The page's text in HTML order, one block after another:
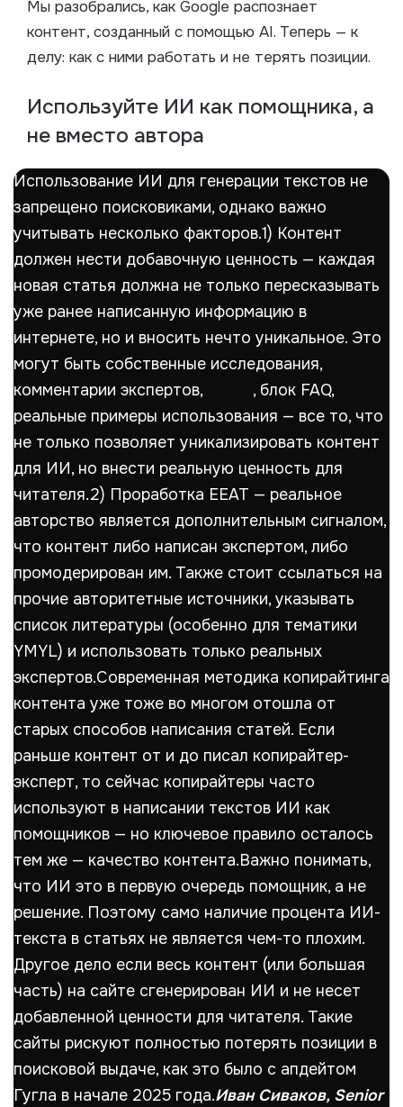
Мы разобрались, как Google распознает
контент, созданный с помощью AI. Теперь — к
делу: как с ними работать и не терять позиции.
Используйте ИИ как помощника, а
не вместо автора
Использование ИИ для генерации текстов не
запрещено поисковиками, однако важно
учитывать несколько факторов.1) Контент
должен нести добавочную ценность — каждая
новая статья должна не только пересказывать
уже ранее написанную информацию в
интернете, но и вносить нечто уникальное. Это
могут быть собственные исследования,
комментарии экспертов,
, блок FAQ,
реальные примеры использования — все то, что
не только позволяет уникализировать контент
для ИИ, но внести реальную ценность для
читателя.2) Проработка ЕЕАТ — реальное
авторство является дополнительным сигналом,
что контент либо написан экспертом, либо
промодерирован им. Также стоит ссылаться на
прочие авторитетные источники, указывать
список литературы (особенно для тематики
YMYL) и использовать только реальных
экспертов.Современная методика копирайтинга
контента уже тоже во многом отошла от
старых способов написания статей. Если
раньше контент от и до писал копирайтер-
эксперт, то сейчас копирайтеры часто
используют в написании текстов ИИ как
помощников — но ключевое правило осталось
тем же — качество контента.Важно понимать,
что ИИ это в первую очередь помощник, а не
решение. Поэтому само наличие процента ИИ-
текста в статьях не является чем-то плохим.
Другое дело если весь контент (или большая
часть) на сайте сгенерирован ИИ и не несет
добавленной ценности для читателя. Такие
сайты рискуют полностью потерять позиции в
поисковой выдаче, как это было с апдейтом
Гугла в начале 2025 года.Иван Сиваков, Senior